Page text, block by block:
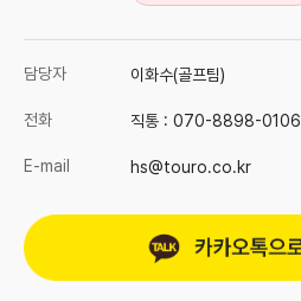
담당자 이화수(골프팀)
전화 직통 : 070-8898-0106
E-mail hs@touro.co.kr